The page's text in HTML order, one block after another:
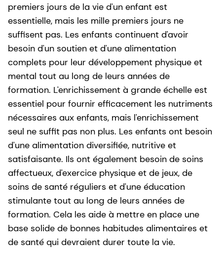
premiers jours de la vie d'un enfant est
essentielle, mais les mille premiers jours ne
suffisent pas. Les enfants continuent d'avoir
besoin d'un soutien et d'une alimentation
complets pour leur développement physique et
mental tout au long de leurs années de
formation. L'enrichissement à grande échelle est
essentiel pour fournir efficacement les nutriments
nécessaires aux enfants, mais l'enrichissement
seul ne suffit pas non plus. Les enfants ont besoin
d'une alimentation diversifiée, nutritive et
satisfaisante. Ils ont également besoin de soins
affectueux, d'exercice physique et de jeux, de
soins de santé réguliers et d'une éducation
stimulante tout au long de leurs années de
formation. Cela les aide à mettre en place une
base solide de bonnes habitudes alimentaires et
de santé qui devraient durer toute la vie.